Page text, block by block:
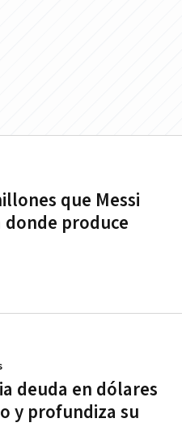
que Messi
produce
deuda en dólares
y profundiza su